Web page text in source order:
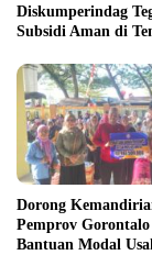
Diskumperindag
Subsidi Aman di
Dorong
Pemprov
Bantuan Modal